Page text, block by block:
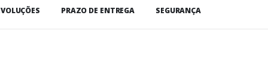
PRAZO DE ENTREGA SEGURANÇA